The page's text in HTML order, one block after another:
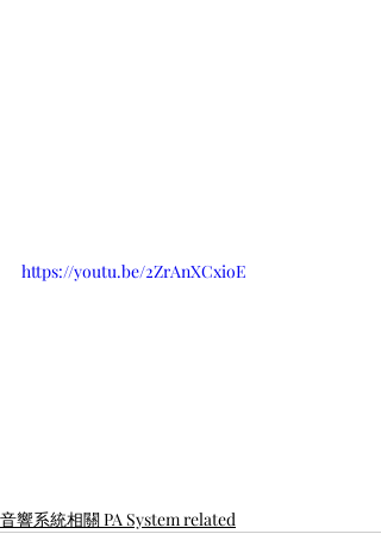
https://youtu.be/2ZrAnXCxioE
音響系統相關 PA System related